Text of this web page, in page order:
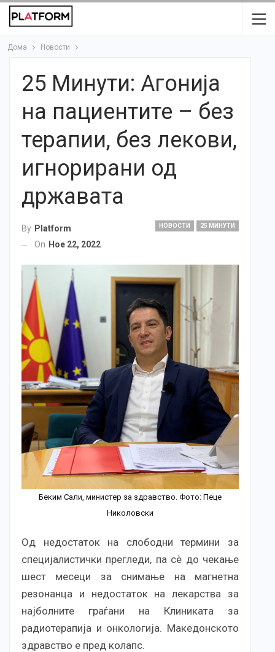
Дома Новости
25 Минути: Aгонија
на пациентите – без
терапии, без лекови,
игнорирани од
државата
НОВОСТИ 25 МИНУТИ
By Platform
On Ное 22, 2022
Беким Сали, министер за здравство. Фото: Пеце
Николовски
Од недостаток на слободни термини за
специјалистички прегледи, па сѐ до чекање
шест месеци за снимање на магнетна
резонанца и недостаток на лекарства за
најболните граѓани на Клиниката за
радиотерапија и онкологија. Македонското
здравство е пред колапс.